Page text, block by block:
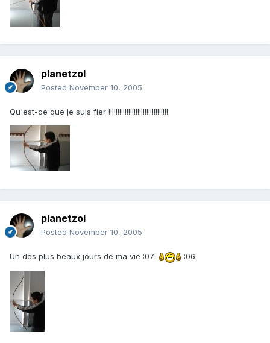
planetzol
Posted November 10, 2005
Qu'est-ce que je suis fier !!!!!!!!!!!!!!!!!!!!!!!!!!!!!!!!!
planetzol
Posted November 10, 2005
Un des plus beaux jours de ma vie :07: :06: